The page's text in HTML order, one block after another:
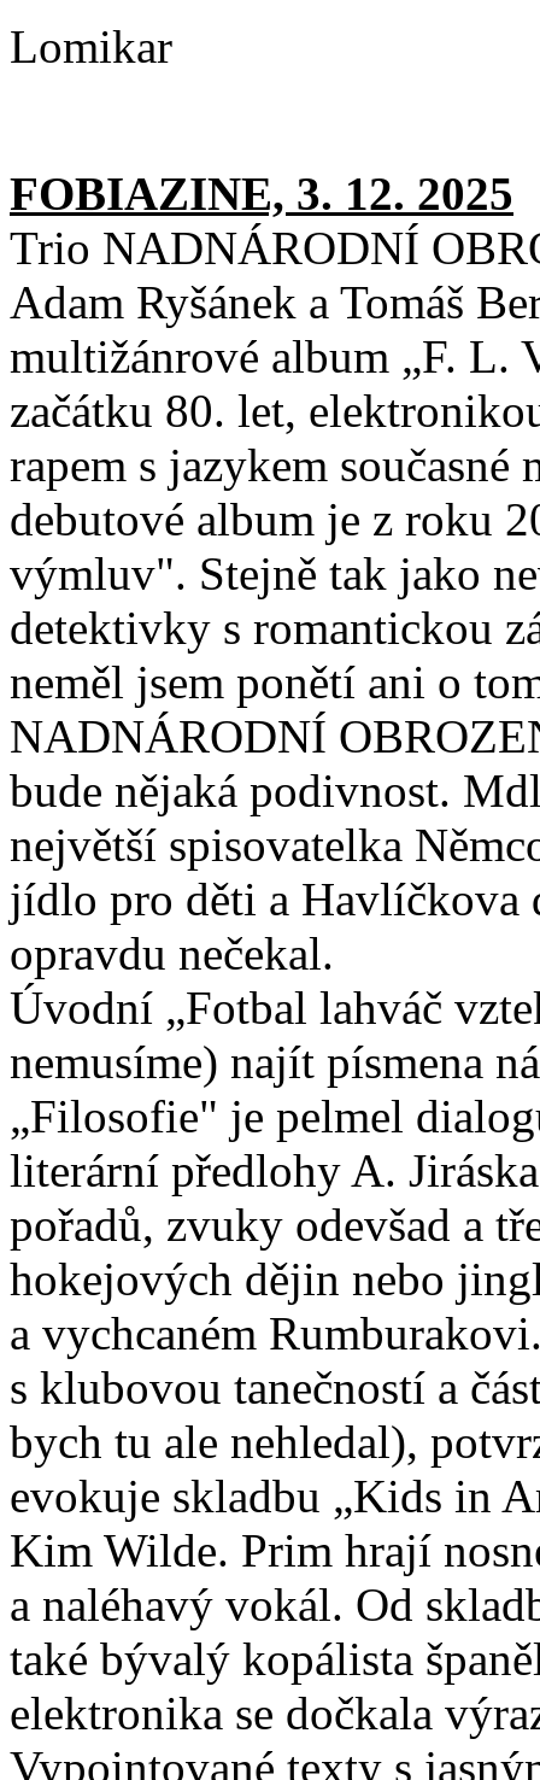
Lomikar
FOBIAZINE, 3. 12. 2025
Trio NADNÁRODNÍ
Adam Ryšánek a Tomáš
multižánrové album „F.
začátku 80. let,
rapem s jazykem
debutové album je z roku
výmluv". Stejně tak jako
detektivky s romantickou
neměl jsem ponětí ani o
NADNÁRODNÍ
bude nějaká podivnost.
největší spisovatelka
jídlo pro děti a Havlíčkova
opravdu nečekal.
Úvodní „Fotbal lahváč
nemusíme) najít písmena
„Filosofie" je pelmel
literární předlohy A.
pořadů, zvuky odevšad a
hokejových dějin nebo
a vychcaném
s klubovou tanečností a
bych tu ale nehledal),
evokuje skladbu „Kids in
Kim Wilde. Prim hrají
a naléhavý vokál. Od
také bývalý kopálista
elektronika se dočkala
Vypointované texty s